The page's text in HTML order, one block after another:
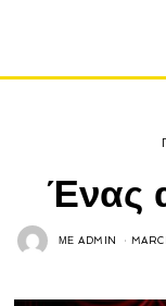
Ένας
ΜΕADMIN